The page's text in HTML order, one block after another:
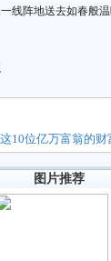
线阵地送去如春般温
10位亿万富翁的
图片推荐